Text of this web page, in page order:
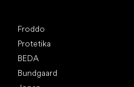
Froddo
Protetika
BEDA
Bundgaard